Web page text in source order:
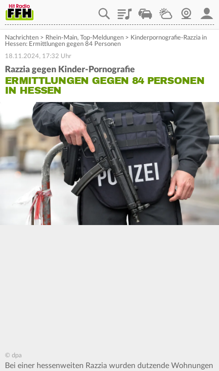
PlaylistStaupilotWetterWebcam
Nachrichten > Rhein-Main, Top-Meldungen > Kinderpornografie-Razzia in
Hessen: Ermittlungen gegen 84 Personen
18.11.2024, 17:32 Uhr
Razzia gegen Kinder-Pornografie
ERMITTLUNGEN GEGEN 84 PERSONEN
IN HESSEN
© dpa
Bei einer hessenweiten Razzia wurden dutzende Wohnungen